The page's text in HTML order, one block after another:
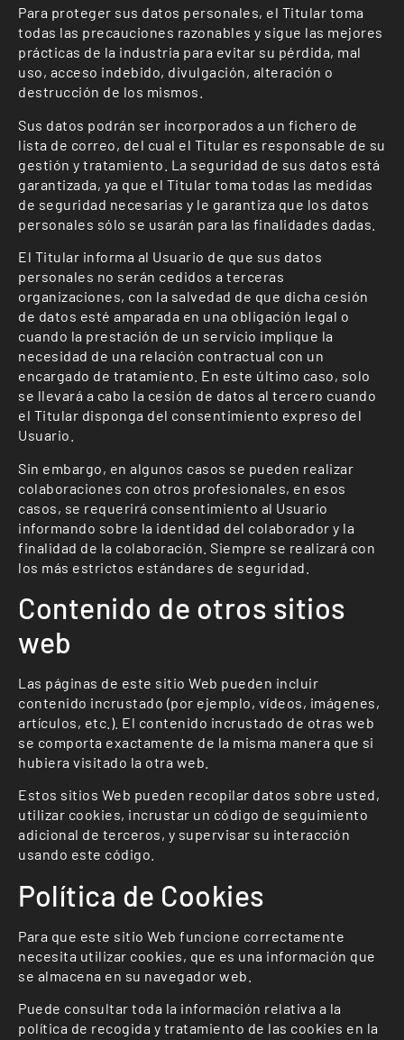
Para proteger sus datos personales, el Titular toma
todas las precauciones razonables y sigue las mejores
prácticas de la industria para evitar su pérdida, mal
uso, acceso indebido, divulgación, alteración o
destrucción de los mismos.
Sus datos podrán ser incorporados a un fichero de
lista de correo, del cual el Titular es responsable de su
gestión y tratamiento. La seguridad de sus datos está
garantizada, ya que el Titular toma todas las medidas
de seguridad necesarias y le garantiza que los datos
personales sólo se usarán para las finalidades dadas.
El Titular informa al Usuario de que sus datos
personales no serán cedidos a terceras
organizaciones, con la salvedad de que dicha cesión
de datos esté amparada en una obligación legal o
cuando la prestación de un servicio implique la
necesidad de una relación contractual con un
encargado de tratamiento. En este último caso, solo
se llevará a cabo la cesión de datos al tercero cuando
el Titular disponga del consentimiento expreso del
Usuario.
Sin embargo, en algunos casos se pueden realizar
colaboraciones con otros profesionales, en esos
casos, se requerirá consentimiento al Usuario
informando sobre la identidad del colaborador y la
finalidad de la colaboración. Siempre se realizará con
los más estrictos estándares de seguridad.
Contenido de otros sitios
web
Las páginas de este sitio Web pueden incluir
contenido incrustado (por ejemplo, vídeos, imágenes,
artículos, etc.). El contenido incrustado de otras web
se comporta exactamente de la misma manera que si
hubiera visitado la otra web.
Estos sitios Web pueden recopilar datos sobre usted,
utilizar cookies, incrustar un código de seguimiento
adicional de terceros, y supervisar su interacción
usando este código.
Política de Cookies
Para que este sitio Web funcione correctamente
necesita utilizar cookies, que es una información que
se almacena en su navegador web.
Puede consultar toda la información relativa a la
política de recogida y tratamiento de las cookies en la